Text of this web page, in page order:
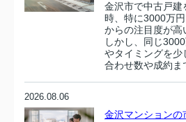
金沢市で中古戸建
時、特に3000万
からの注目度が高
しかし、同じ
やタイミングを少
合わせ数や成約ま
2026.08.06
金沢マンション